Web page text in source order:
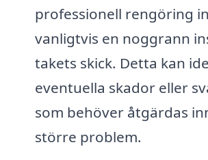
professionell rengöring
vanligtvis en noggrann
takets skick. Detta kan
eventuella skador eller
som behöver åtgärdas
större problem.